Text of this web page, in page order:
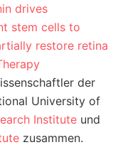
drives
stem cells to
restore retina
der
University of
Institute und
zusammen.